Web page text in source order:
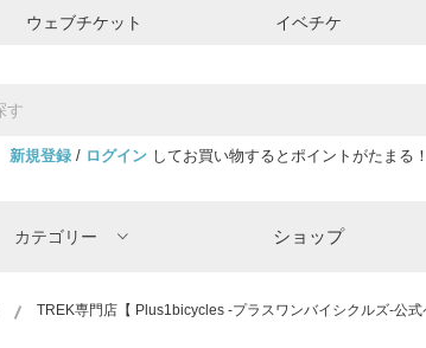
ウェブチケット イベチケ
新規登録/ ログインしてお買い物するとポイントがたまる！
カテゴリー ショップ
TREK専門店【 Plus1bicycles -プラスワンバイシクルズ‐公